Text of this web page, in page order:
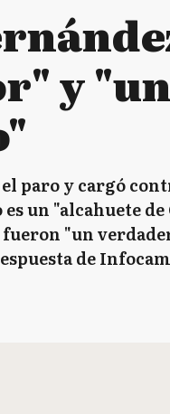
y
paro y cargó
un "alcahuete
"un
de